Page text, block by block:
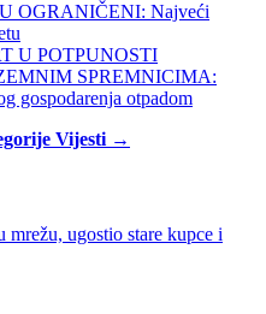
OGRANIČENI: Najveći
U POTPUNOSTI
SPREMNICIMA:
gospodarenja otpadom
Vijesti →
ugostio stare kupce i